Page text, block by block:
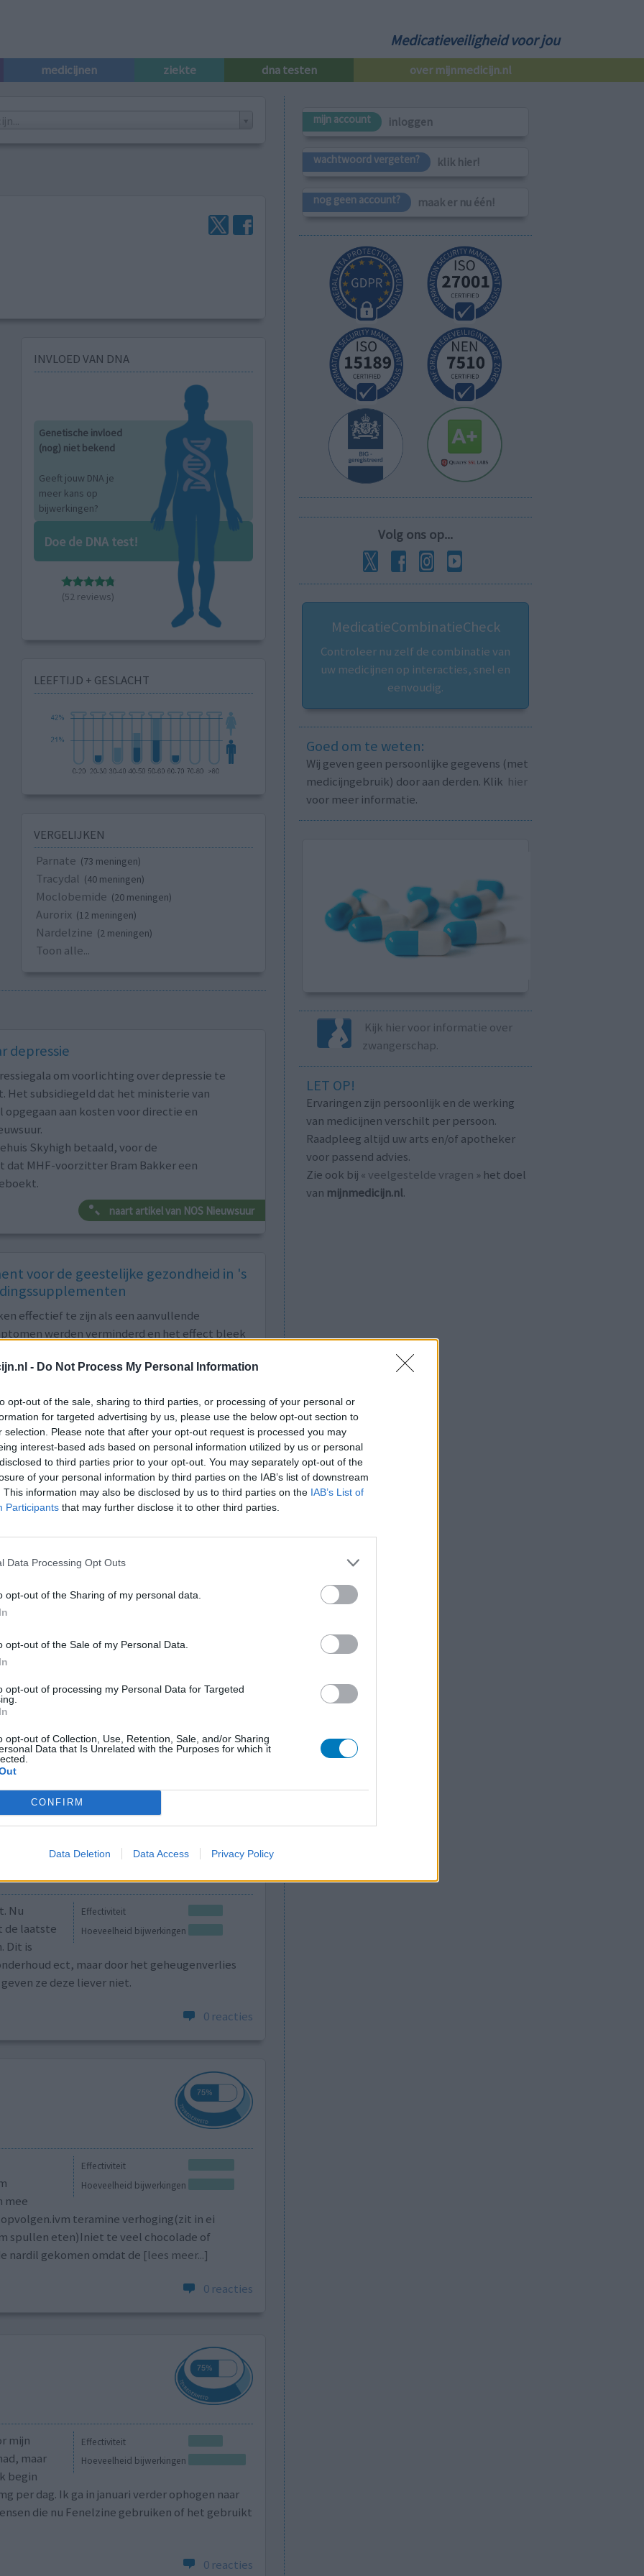
- Do Not Process My Personal Information
opt-out of the sale, sharing to third parties, or processing of your personal or
for targeted advertising by us, please use the below opt-out section to
selection. Please note that after your opt-out request is processed you may
interest-based ads based on personal information utilized by us or personal
to third parties prior to your opt-out. You may separately opt-out of the
of your personal information by third parties on the IAB’s list of downstream
This information may also be disclosed by us to third parties on the IAB’s List of
Participants that may further disclose it to other third parties.
Data Processing Opt Outs
opt-out of the Sharing of my personal data.
opt-out of the Sale of my Personal Data.
opt-out of processing my Personal Data for Targeted
opt-out of Collection, Use, Retention, Sale, and/or Sharing
Data that Is Unrelated with the Purposes for which it
CONFIRM
Data Deletion Data Access Privacy Policy
Medicatieveiligheid voor jou
medicijnen ziekte dna testen over mijnmedicijn.nl
INVLOED VAN DNA
Genetische invloed
(nog) niet bekend
Geeft jouw DNA je
meer kans op
bijwerkingen?
Doe de DNA test!
(52 reviews)
LEEFTIJD + GESLACHT
VERGELIJKEN
Parnate (73 meningen)
Tracydal (40 meningen)
Moclobemide (20 meningen)
Aurorix (12 meningen)
Nardelzine (2 meningen)
Toon alle...
depressie
om voorlichting over depressie te
Het subsidiegeld dat het ministerie van
aan kosten voor directie en
Skyhigh betaald, voor de
MHF-voorzitter Bram Bakker een
naart artikel van NOS Nieuwsuur
voor de geestelijke gezondheid in 's
effectief te zijn als een aanvullende
werden verminderd en het effect bleek
aanwijzingen dat omega-3-supplementen
van ADHD. Wat is Omega-3? Omega
De bekendste zijn het plantaardige alfa-
(DHA). De vette vissoorten
belangrijke bronnen. Vissen halen de EPA
het direct uit algen.
Naar volledige artikel
09-2019)
terwijl het bij ongeveer 30 tot
juiste middel in de juiste dosering kan wel
wel vaak heftig aanwezig waardoor het
ernstig geschaad wordt.
personal medicine test, kan artsen helpen
te kiezen voor hun patiënten.
lees meer
leeftijd algehele tevredenheid
1
Effectiviteit
Hoeveelheid bijwerkingen
Nu
de laatste
Dit is
ect, maar door het geheugenverlies
ze deze liever niet.
0 reacties
Effectiviteit
Hoeveelheid bijwerkingen
mee
teramine verhoging(zit in ei
spullen eten)Iniet te veel chocolade of
nardil gekomen omdat de [lees meer...]
0 reacties
Effectiviteit
Hoeveelheid bijwerkingen
mijn
maar
begin
per dag. Ik ga in januari verder ophogen naar
die nu Fenelzine gebruiken of het gebruikt
0 reacties
mijn account inloggen
wachtwoord vergeten? klik hier!
nog geen account? maak er nu één!
Volg ons op...
MedicatieCombinatieCheck
Controleer nu zelf de combinatie van
uw medicijnen op interacties, snel en
eenvoudig.
Goed om te weten:
Wij geven geen persoonlijke gegevens (met
medicijngebruik) door aan derden. Klik hier
voor meer informatie.
Kijk hier voor informatie over
zwangerschap.
LET OP!
Ervaringen zijn persoonlijk en de werking
van medicijnen verschilt per persoon.
Raadpleeg altijd uw arts en/of apotheker
voor passend advies.
Zie ook bij « veelgestelde vragen » het doel
van mijnmedicijn.nl.